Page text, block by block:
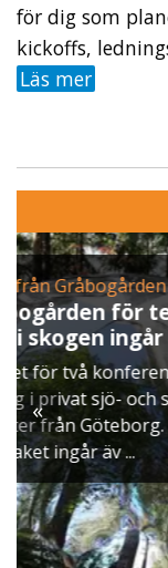
för dig som
kickoffs,
Läs mer
Julbord
När
ett
möts ni
och
«